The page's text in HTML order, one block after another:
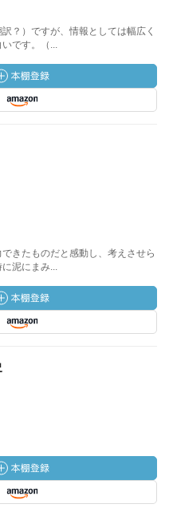
？）ですが、情報としては幅広く
です。（...
きたものだと感動し、考えさせら
泥にまみ...